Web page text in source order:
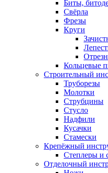
Биты,
Свёрла
Фрезы
Круги
Кольцевые
Строительный
Труборезы
Молотки
Струбцины
Стусло
Надфили
Кусачки
Стамески
Крепёжный
Степлеры и
Отделочный